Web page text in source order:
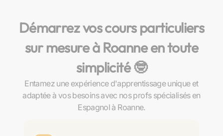
Démarrez vos cours particuliers
sur mesure à Roanne en toute
simplicité 🤓​
Entamez une expérience d'apprentissage unique et
adaptée à vos besoins avec nos profs spécialisés en
Espagnol à Roanne.